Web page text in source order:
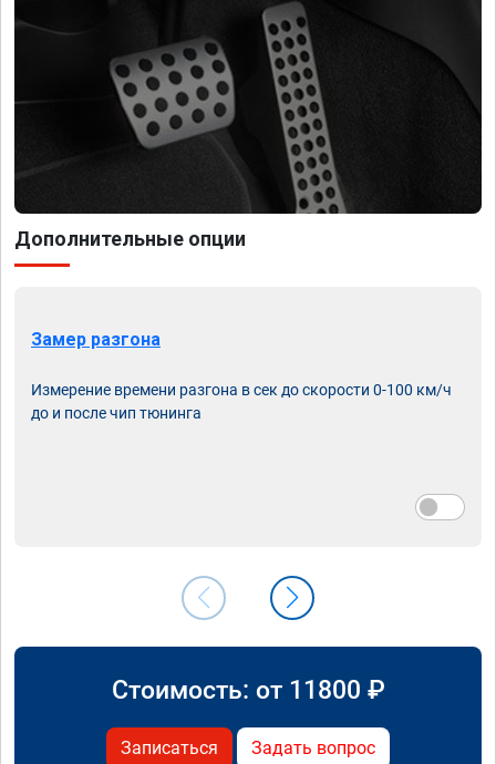
Дополнительные опции
Замер разгона
Измерение времени разгона в сек до скорости 0-100 км/ч
до и после чип тюнинга
Стоимость: от 11800 ₽
Записаться Задать вопрос